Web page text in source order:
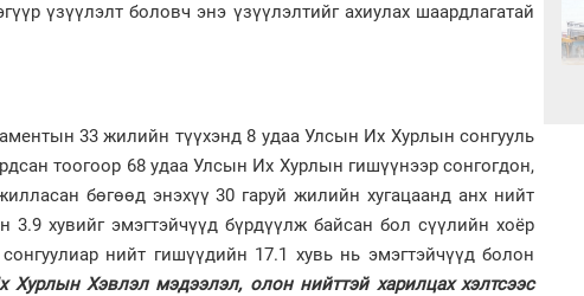
үзүүлэлт боловч энэ үзүүлэлтийг ахиулах шаардлагатай
33 жилийн түүхэнд 8 удаа Улсын Их Хурлын сонгууль
тоогоор 68 удаа Улсын Их Хурлын гишүүнээр сонгогдон,
бөгөөд энэхүү 30 гаруй жилийн хугацаанд анх нийт
хувийг эмэгтэйчүүд бүрдүүлж байсан бол сүүлийн хоёр
нийт гишүүдийн 17.1 хувь нь эмэгтэйчүүд болон
Хурлын Хэвлэл мэдээлэл, олон нийттэй харилцах хэлтсээс